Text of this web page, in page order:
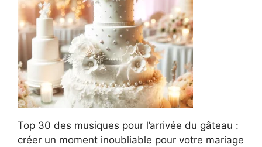
Top 30 des musiques pour l’arrivée du gâteau :
créer un moment inoubliable pour votre mariage